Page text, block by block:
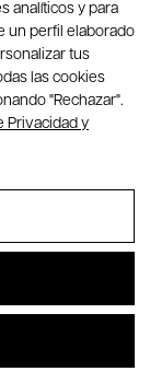
analíticos y para
un perfil elaborado
tus
las cookies
"Rechazar".
Privacidad y